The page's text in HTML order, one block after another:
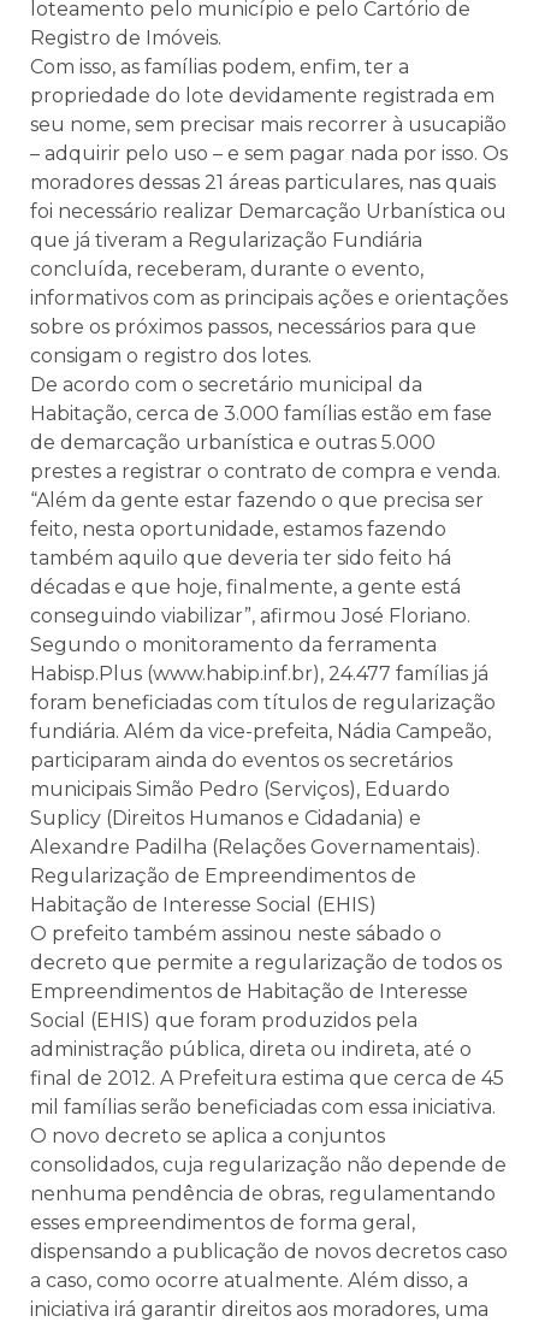
loteamento pelo município e pelo Cartório de
Registro de Imóveis.
Com isso, as famílias podem, enfim, ter a
propriedade do lote devidamente registrada em
seu nome, sem precisar mais recorrer à usucapião
– adquirir pelo uso – e sem pagar nada por isso. Os
moradores dessas 21 áreas particulares, nas quais
foi necessário realizar Demarcação Urbanística ou
que já tiveram a Regularização Fundiária
concluída, receberam, durante o evento,
informativos com as principais ações e orientações
sobre os próximos passos, necessários para que
consigam o registro dos lotes.
De acordo com o secretário municipal da
Habitação, cerca de 3.000 famílias estão em fase
de demarcação urbanística e outras 5.000
prestes a registrar o contrato de compra e venda.
“Além da gente estar fazendo o que precisa ser
feito, nesta oportunidade, estamos fazendo
também aquilo que deveria ter sido feito há
décadas e que hoje, finalmente, a gente está
conseguindo viabilizar”, afirmou José Floriano.
Segundo o monitoramento da ferramenta
Habisp.Plus (www.habip.inf.br), 24.477 famílias já
foram beneficiadas com títulos de regularização
fundiária. Além da vice-prefeita, Nádia Campeão,
participaram ainda do eventos os secretários
municipais Simão Pedro (Serviços), Eduardo
Suplicy (Direitos Humanos e Cidadania) e
Alexandre Padilha (Relações Governamentais).
Regularização de Empreendimentos de
Habitação de Interesse Social (EHIS)
O prefeito também assinou neste sábado o
decreto que permite a regularização de todos os
Empreendimentos de Habitação de Interesse
Social (EHIS) que foram produzidos pela
administração pública, direta ou indireta, até o
final de 2012. A Prefeitura estima que cerca de 45
mil famílias serão beneficiadas com essa iniciativa.
O novo decreto se aplica a conjuntos
consolidados, cuja regularização não depende de
nenhuma pendência de obras, regulamentando
esses empreendimentos de forma geral,
dispensando a publicação de novos decretos caso
a caso, como ocorre atualmente. Além disso, a
iniciativa irá garantir direitos aos moradores, uma